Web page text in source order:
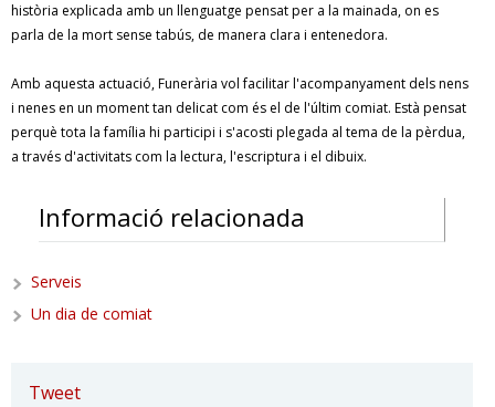
història explicada amb un llenguatge pensat per a la mainada, on es
parla de la mort sense tabús, de manera clara i entenedora.
Amb aquesta actuació, Funerària vol facilitar l'acompanyament dels nens
i nenes en un moment tan delicat com és el de l'últim comiat. Està pensat
perquè tota la família hi participi i s'acosti plegada al tema de la pèrdua,
a través d'activitats com la lectura, l'escriptura i el dibuix.
Informació relacionada
Serveis
Un dia de comiat
Tweet